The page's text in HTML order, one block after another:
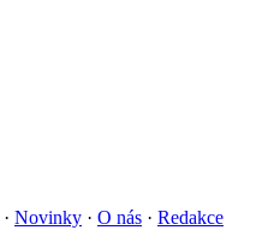
· Novinky · O nás · Redakce